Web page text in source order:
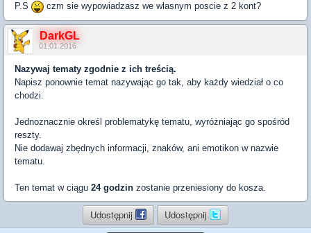
P.S
czm sie wypowiadzasz we wlasnym poscie z 2 kont?
DarkGL
01.01.2016
Nazywaj tematy zgodnie z ich treścią.
Napisz ponownie temat nazywając go tak, aby każdy wiedział o co
chodzi.
Jednoznacznie określ problematykę tematu, wyróżniając go spośród
reszty.
Nie dodawaj zbędnych informacji, znaków, ani emotikon w nazwie
tematu.
Ten temat w ciągu 24 godzin zostanie przeniesiony do kosza.
Udostępnij Udostępnij